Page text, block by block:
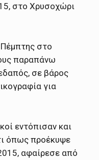
στο Χρυσοχώρι
στο
παραπάνω
σε βάρος
για
εντόπισαν και
όπως προέκυψε
αφαίρεσε από